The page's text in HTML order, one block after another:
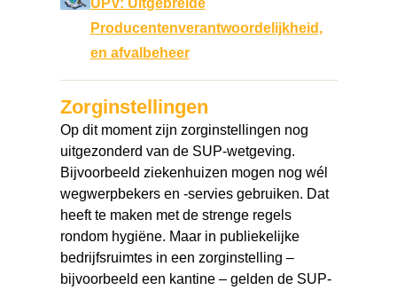
Producentenverantwoordelijkheid,
en afvalbeheer
Zorginstellingen
Op dit moment zijn zorginstellingen nog
uitgezonderd van de SUP-wetgeving.
Bijvoorbeeld ziekenhuizen mogen nog wél
wegwerpbekers en -servies gebruiken. Dat
heeft te maken met de strenge regels
rondom hygiëne. Maar in publiekelijke
bedrijfsruimtes in een zorginstelling –
bijvoorbeeld een kantine – gelden de SUP-